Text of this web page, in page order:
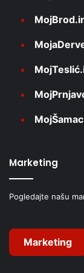
Marketing
Pogledajte našu
Marketing